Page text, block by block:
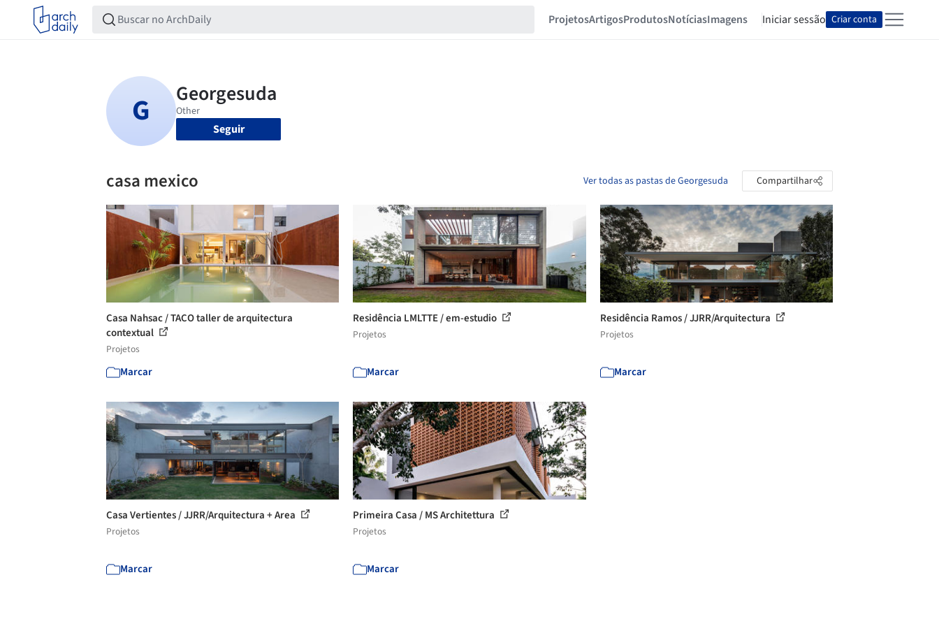
ProjetosArtigosProdutosNotíciasImagens Iniciar sessão Criar conta
Seguir
casa mexico Ver todas as pastas de Georgesuda Compartilhar
Casa Nahsac / TACO taller de arquitectura
contextual
Projetos
Marcar
Residência LMLTTE / em-estudio
Projetos
Marcar
Residência Ramos / JJRR/Arquitectura
Projetos
Marcar
Casa Vertientes / JJRR/Arquitectura + Area
Projetos
Marcar
Primeira Casa / MS Architettura
Projetos
Marcar